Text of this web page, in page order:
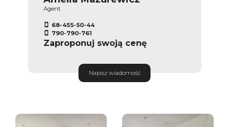
Agent
68-455-50-44
790-790-761
Napisz wiadomość
Zaproponuj swoją cenę